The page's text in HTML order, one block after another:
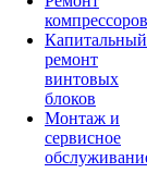
компрессоров
Капитальный
ремонт
винтовых
блоков
Монтаж и
сервисное